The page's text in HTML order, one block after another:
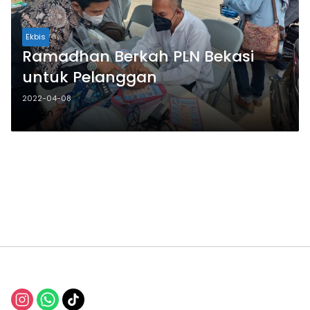
Ekbis
Ramadhan Berkah PLN Bekasi
untuk Pelanggan
2022-04-08
admin